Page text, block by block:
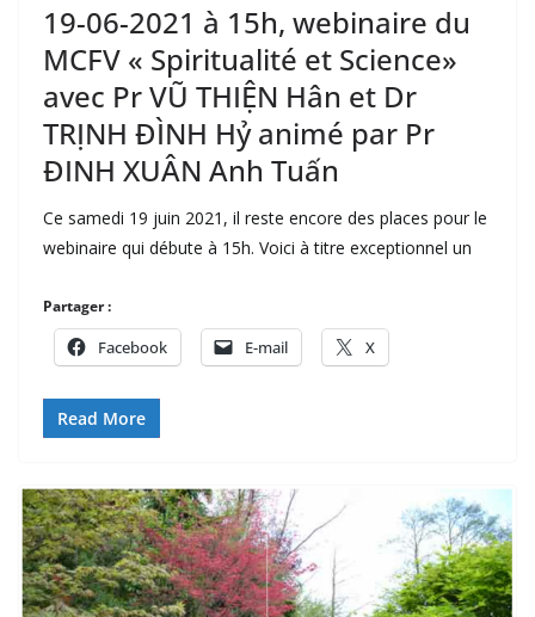
19-06-2021 à 15h, webinaire du
MCFV « Spiritualité et Science»
avec Pr VŨ THIỆN Hân et Dr
TRỊNH ĐÌNH Hỷ animé par Pr
ĐINH XUÂN Anh Tuấn
Ce samedi 19 juin 2021, il reste encore des places pour le
webinaire qui débute à 15h. Voici à titre exceptionnel un
Partager :
Facebook E-mail X
Read More